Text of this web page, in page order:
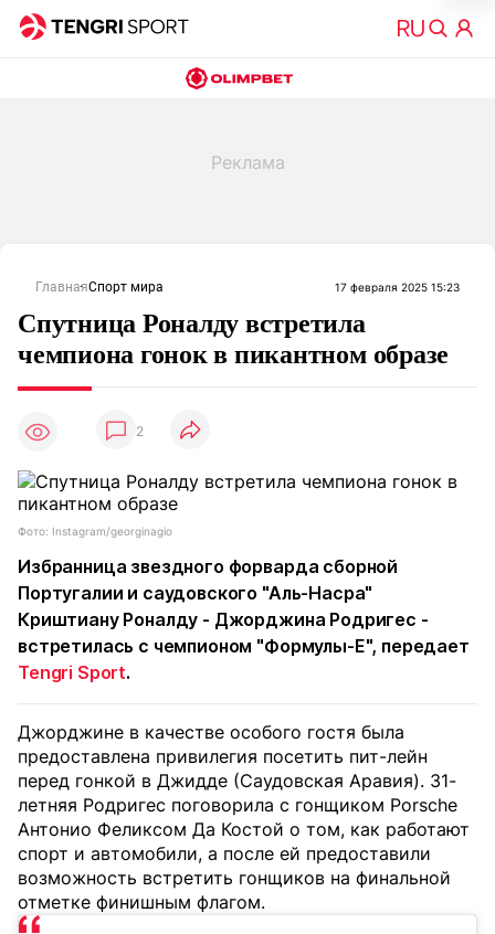
ГлавнаяСпорт мира 17 февраля 2025 15:23
Спутница Роналду встретила
чемпиона гонок в пикантном образе
2
Фото: Instagram/georginagio
Избранница звездного форварда сборной
Португалии и саудовского "Аль-Насра"
Криштиану Роналду - Джорджина Родригес -
встретилась с чемпионом "Формулы-Е", передает
Tengri Sport.
Джорджине в качестве особого гостя была
предоставлена ​​привилегия посетить пит-лейн
перед гонкой в Джидде (Саудовская Аравия). 31-
летняя Родригес поговорила с гонщиком Porsche
Антонио Феликсом Да Костой о том, как работают
спорт и автомобили, а после ей предоставили
возможность встретить гонщиков на финальной
отметке финишным флагом.